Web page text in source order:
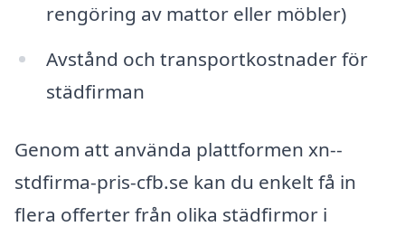
rengöring av mattor eller möbler)
Avstånd och transportkostnader för
städfirman
Genom att använda plattformen xn--
stdfirma-pris-cfb.se kan du enkelt få in
flera offerter från olika städfirmor i